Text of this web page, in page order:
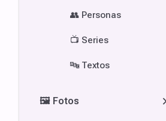
👥 Personas
📺 Series
🔤 Textos
🖼️ Fotos